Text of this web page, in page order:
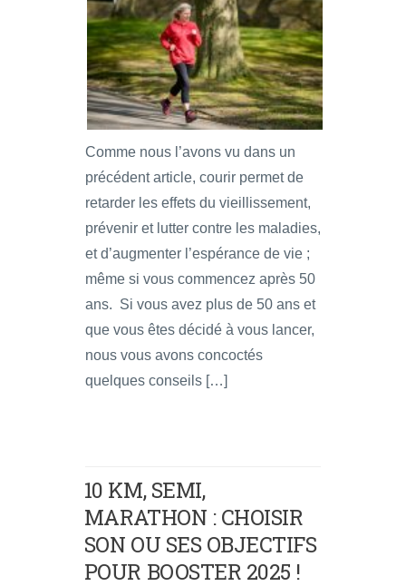
Comme nous l’avons vu dans un
précédent article, courir permet de
retarder les effets du vieillissement,
prévenir et lutter contre les maladies,
et d’augmenter l’espérance de vie ;
même si vous commencez après 50
ans. Si vous avez plus de 50 ans et
que vous êtes décidé à vous lancer,
nous vous avons concoctés
quelques conseils […]
10 KM, SEMI,
MARATHON : CHOISIR
SON OU SES OBJECTIFS
POUR BOOSTER 2025 !